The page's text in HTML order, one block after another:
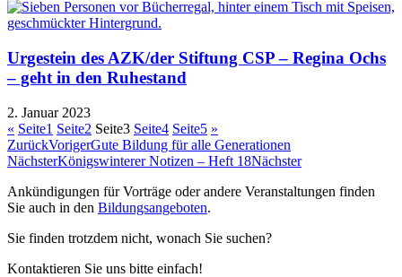
Urgestein des AZK/der Stiftung CSP – Regina Ochs
– geht in den Ruhestand
2. Januar 2023
« Seite1 Seite2 Seite3 Seite4 Seite5 »
ZurückVorigerGute Bildung für alle Generationen
NächsterKönigswinterer Notizen – Heft 18Nächster
Ankündigungen für Vorträge oder andere Veranstaltungen finden
Sie auch in den Bildungsangeboten.
Sie finden trotzdem nicht, wonach Sie suchen?
Kontaktieren Sie uns bitte einfach!